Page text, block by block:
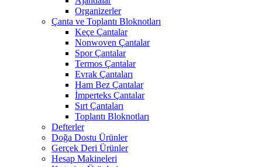
Organizerler
Çanta ve Toplantı Bloknotları
Keçe Çantalar
Nonwoven Çantalar
Spor Çantalar
Termos Çantalar
Evrak Çantaları
Ham Bez Çantalar
İmperteks Çantalar
Sırt Çantaları
Toplantı Bloknotları
Defterler
Doğa Dostu Ürünler
Gerçek Deri Ürünler
Hesap Makineleri